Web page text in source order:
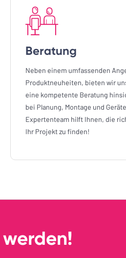
Beratung
Neben einem umfassenden
Produktneuheiten, bieten wir
eine kompetente Beratung
bei Planung, Montage und
Expertenteam hilft Ihnen, die
Ihr Projekt zu finden!